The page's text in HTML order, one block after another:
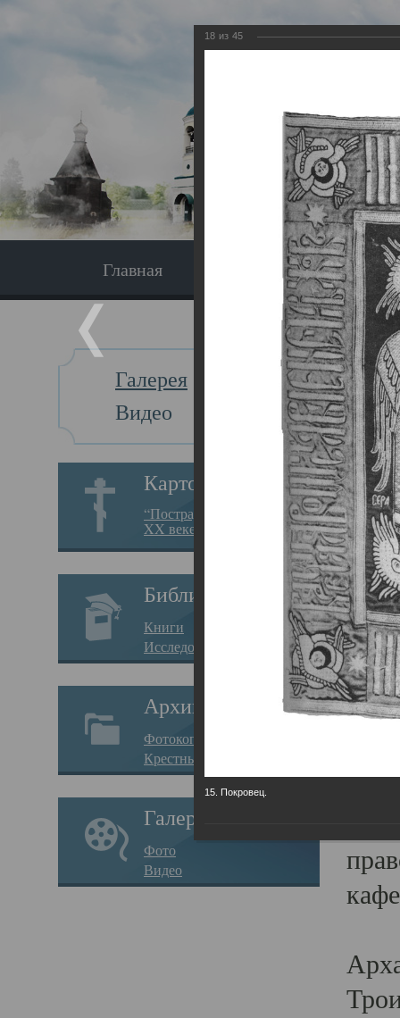
Главная Экскурсия
Галерея
Видео
Картотека
“Пострадавшие за веру в
XX веке на Севере”
Библиотека
Книги
Исследования
Архив
Фотокопии дел
Крестные ходы
Галерея
Фото
Видео
Главная
18 из 45
15. Покровец.